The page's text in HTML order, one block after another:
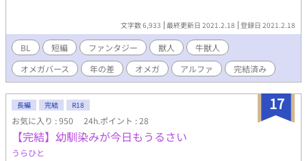
文字数 6,933 最終更新日 2021.2.18 登録日 2021.2.18
BL 短編 ファンタジー 獣人
牛獣人
オメガバース
年の差 オメガ アルファ 完結済み
17
長編 完結 R18
お気に入り : 950 24h.ポイント : 28
【完結】幼馴染みが今日もうるさい
うらひと